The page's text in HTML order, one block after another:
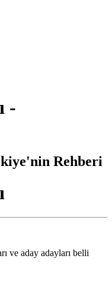
-
Rehberi
ve aday adayları belli